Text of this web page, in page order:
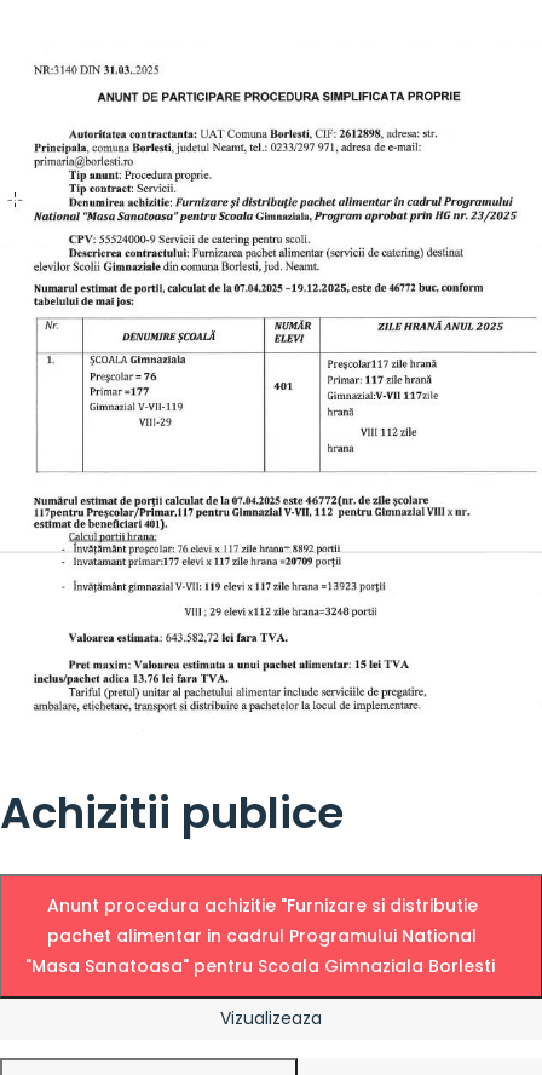
Achizitii publice
Anunt procedura achizitie "Furnizare si distributie
pachet alimentar in cadrul Programului National
"Masa Sanatoasa" pentru Scoala Gimnaziala Borlesti
Vizualizeaza